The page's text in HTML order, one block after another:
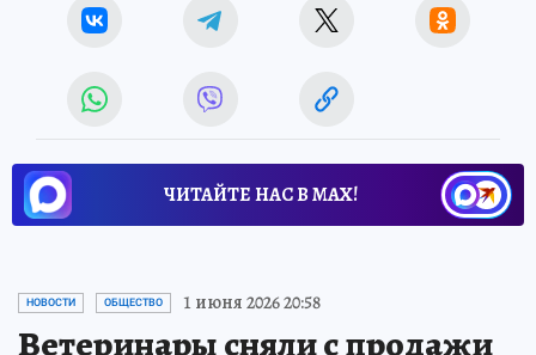
ЧИТАЙТЕ НАС В МАХ!
НОВОСТИ ОБЩЕСТВО 1 июня 2026 20:58
Ветеринары сняли с продажи